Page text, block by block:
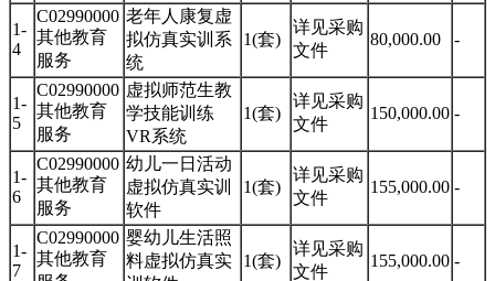
1-
4
C02990000
其他教育
服务
老年人康复虚
拟仿真实训系
统
1(套)
详见采购
文件
80,000.00 -
1-
5
C02990000
其他教育
服务
虚拟师范生教
学技能训练
VR系统
1(套)
详见采购
文件
150,000.00 -
1-
6
C02990000
其他教育
服务
幼儿一日活动
虚拟仿真实训
软件
1(套)
详见采购
文件
155,000.00 -
1-
7
C02990000
其他教育
婴幼儿生活照
料虚拟仿真实
1(套)
详见采购
文件
155,000.00 -